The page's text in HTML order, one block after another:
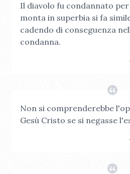
Il diavolo fu condannato
monta in superbia si fa
cadendo di conseguenza
condanna.
Non si comprenderebbe
Gesù Cristo se si negasse